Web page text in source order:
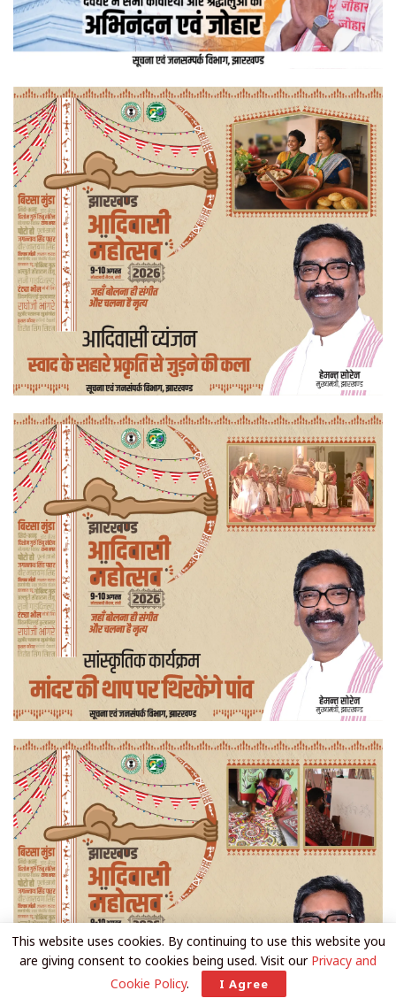
This website uses cookies. By continuing to use this website you
are giving consent to cookies being used. Visit our Privacy and
Cookie Policy. I Agree